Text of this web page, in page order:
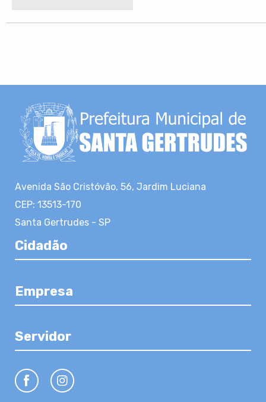
Avenida São Cristóvão, 56, Jardim Luciana
CEP: 13513-170
Santa Gertrudes - SP
Cidadão
Empresa
Servidor